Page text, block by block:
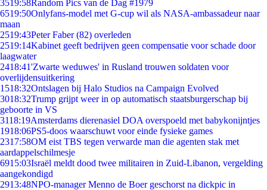
3519:58Random Pics van de Dag #1979
6519:50Onlyfans-model met G-cup wil als NASA-ambassadeur naar
maan
2519:43Peter Faber (82) overleden
2519:14Kabinet geeft bedrijven geen compensatie voor schade door
laagwater
2418:41'Zwarte weduwes' in Rusland trouwen soldaten voor
overlijdensuitkering
1518:32Ontslagen bij Halo Studios na Campaign Evolved
3018:32Trump grijpt weer in op automatisch staatsburgerschap bij
geboorte in VS
3118:19Amsterdams dierenasiel DOA overspoeld met babykonijntjes
1918:06PS5-doos waarschuwt voor einde fysieke games
2317:58OM eist TBS tegen verwarde man die agenten stak met
aardappelschilmesje
6915:03Israël meldt dood twee militairen in Zuid-Libanon, vergelding
aangekondigd
2913:48NPO-manager Menno de Boer geschorst na dickpic in